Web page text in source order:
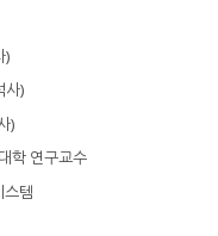
)
사)
)
학 연구교수
템